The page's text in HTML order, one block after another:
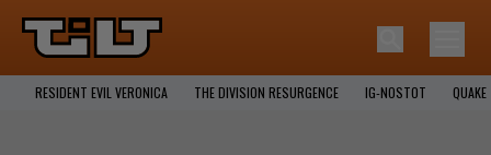
RESIDENT EVIL VERONICA THE DIVISION RESURGENCE IG-NOSTOT QUAKE